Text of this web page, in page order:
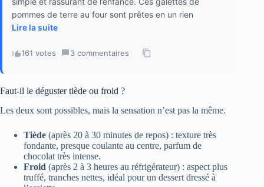
pommes de terre au four sont prêtes en un rien
Lire la suite
161 votes · 3 commentaires ·
Faut-il le déguster tiède ou froid ?
Les deux sont possibles, mais la sensation n’est pas la même.
Tiède (après 20 à 30 minutes de repos) : texture très
fondante, presque coulante au centre, parfum de
chocolat très intense.
Froid (après 2 à 3 heures au réfrigérateur) : aspect plus
truffé, tranches nettes, idéal pour un dessert dressé à